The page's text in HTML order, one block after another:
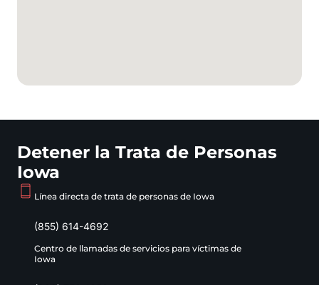
Detener la Trata de Personas
Iowa
Línea directa de trata de personas de Iowa
(855) 614-4692
Centro de llamadas de servicios para víctimas de
Iowa